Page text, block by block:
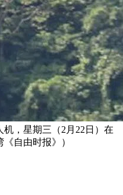
，星期三（2月22日）在
自由时报》）